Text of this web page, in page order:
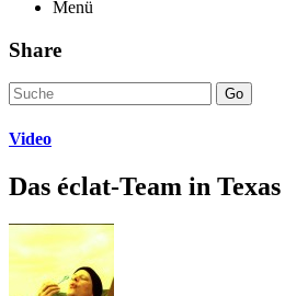
Menü
Share
Go
Video
Das éclat-Team in Texas